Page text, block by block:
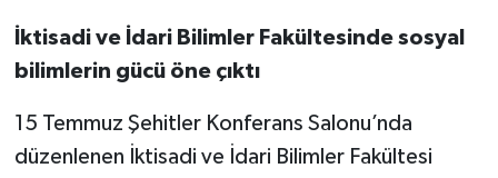
İktisadi ve İdari Bilimler Fakültesinde sosyal
bilimlerin gücü öne çıktı
15 Temmuz Şehitler Konferans Salonu’nda
düzenlenen İktisadi ve İdari Bilimler Fakültesi